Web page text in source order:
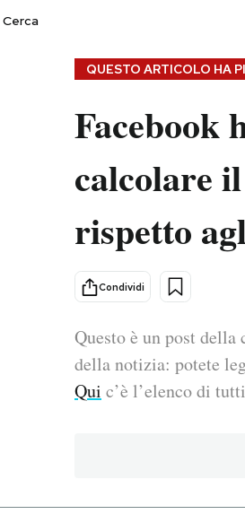
Storie/Idee
Altrecose
Mondiali calcio 2026
QUESTO ARTICOLO HA
Facebook
calcolare
rispetto
Condividi
Questo è un post
della notizia: potete
Qui c’è l’elenco di